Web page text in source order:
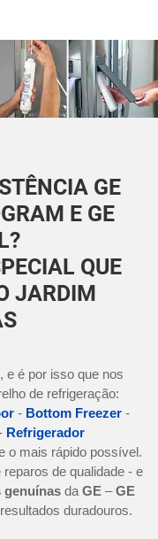
GE
E GE
QUE
JARDIM
e é por isso que nos
de refrigeração:
- Bottom Freezer -
Refrigerador
o mais rápido possível.
de qualidade - e
genuínas da GE –GE
duradouros.